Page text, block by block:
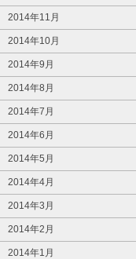
2014年11月
2014年10月
2014年9月
2014年8月
2014年7月
2014年6月
2014年5月
2014年4月
2014年3月
2014年2月
2014年1月